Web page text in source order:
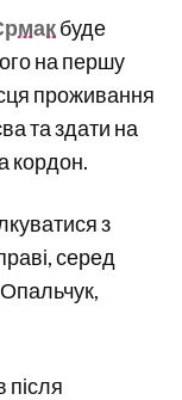
буде
на першу
проживання
та здати на
кордон.
з
серед
після